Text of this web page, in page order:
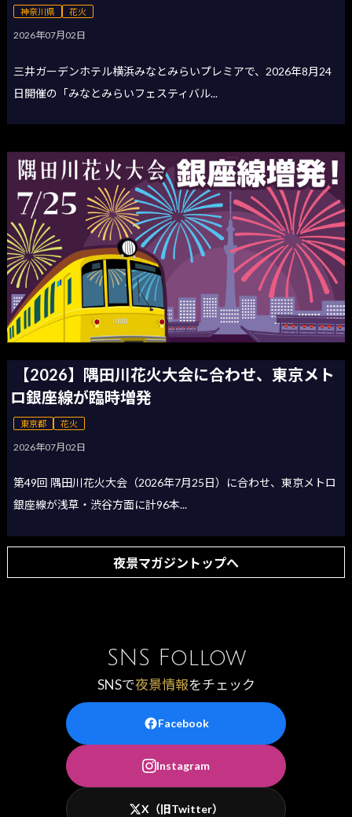
神奈川県 花火
2026年07月02日
三井ガーデンホテル横浜みなとみらいプレミアで、2026年8月24
日開催の「みなとみらいフェスティバル...
【2026】隅田川花火大会に合わせ、東京メト
ロ銀座線が臨時増発
東京都 花火
2026年07月02日
第49回 隅田川花火大会（2026年7月25日）に合わせ、東京メトロ
銀座線が浅草・渋谷方面に計96本...
夜景マガジントップへ
SNS Follow
SNSで夜景情報をチェック
Facebook
Instagram
X（旧Twitter）